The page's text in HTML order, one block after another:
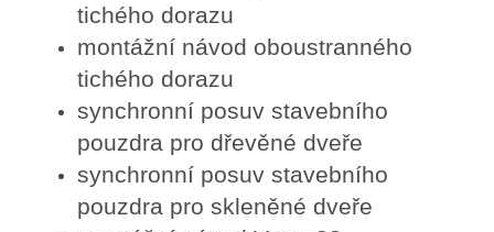
tichého dorazu
montážní návod oboustranného
tichého dorazu
synchronní posuv stavebního
pouzdra pro dřevěné dveře
synchronní posuv stavebního
pouzdra pro skleněné dveře